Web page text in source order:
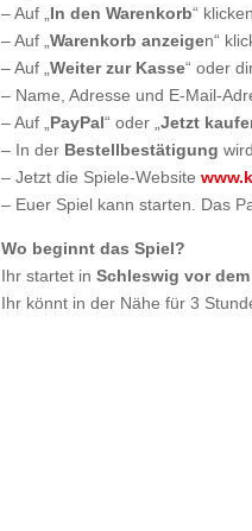
– Auf „ In den Warenkorb“ klicken.
– Auf „Warenkorb anzeigen“
– Auf „Weiter zur Kasse“ oder
– Name, Adresse und E-Mail-
– Auf „ PayPal“ oder „Jetzt
– In der Bestellbestätigung
– Jetzt die Spiele-Website
– Euer Spiel kann starten. Das
Wo beginnt das Spiel?
Ihr startet inSchleswig vor
Ihr könnt in der Nähe für 3